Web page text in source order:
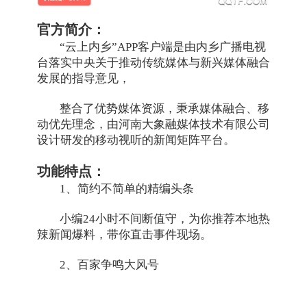
官方简介：
“云上内乡”APP客户端是由内乡广播电视
台落实中央关于推动传统媒体与新兴媒体融合
发展的指导意见，
整合了优势媒体资源，秉承媒体融合、移
动优先理念，由河南大象融媒体技术有限公司
设计研发的移动视听的新闻矩阵平台。
功能特点：
1、简约不简单的精编头条
小编24小时不间断值守，为你推荐本地热
辣新闻爆料，带你直击事件现场。
2、百家争鸣大风号